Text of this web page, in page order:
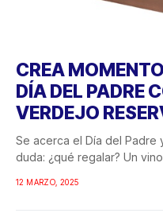
CREA
DÍA DEL PADRE
VERDEJO
Se acerca el Día del Padre
duda: ¿qué regalar? Un
12 MARZO, 2025